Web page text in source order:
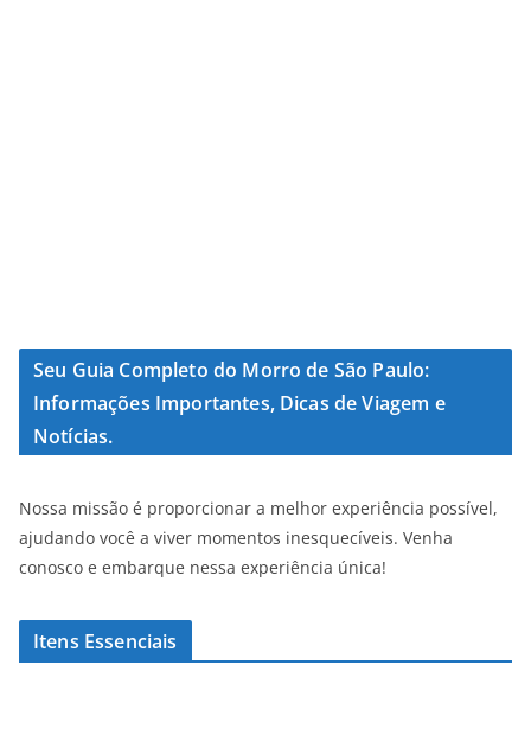
Seu Guia Completo do Morro de São Paulo:
Informações Importantes, Dicas de Viagem e
Notícias.
Nossa missão é proporcionar a melhor experiência possível,
ajudando você a viver momentos inesquecíveis. Venha
conosco e embarque nessa experiência única!
Itens Essenciais